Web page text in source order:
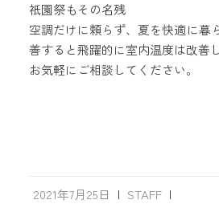
祇園祭もその名残
空調だけに頼らず、夏を快適に暮
善すると飛躍的に室内温度は改善し
お気軽にご相談してください。
2021年7月25日 | STAFF |